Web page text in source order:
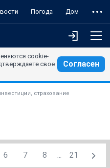
Погода Дом
cookie-
свое
Согласен
страхование
6 7 8 ... 21